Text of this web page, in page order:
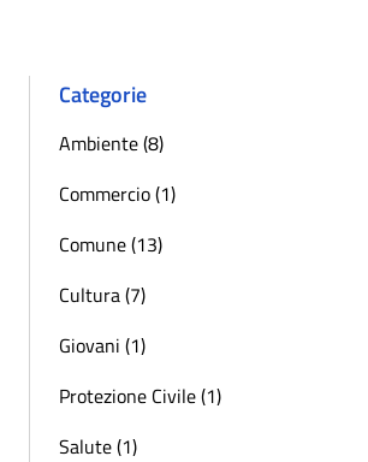
Categorie
Ambiente (8)
Commercio (1)
Comune (13)
Cultura (7)
Giovani (1)
Protezione Civile (1)
Salute (1)